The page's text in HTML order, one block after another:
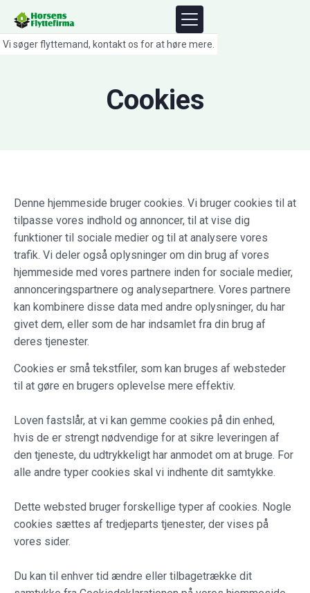
Vi søger flyttemand, kontakt os for at høre mere.
Cookies
Denne hjemmeside bruger cookies. Vi bruger cookies til at
tilpasse vores indhold og annoncer, til at vise dig
funktioner til sociale medier og til at analysere vores
trafik. Vi deler også oplysninger om din brug af vores
hjemmeside med vores partnere inden for sociale medier,
annonceringspartnere og analysepartnere. Vores partnere
kan kombinere disse data med andre oplysninger, du har
givet dem, eller som de har indsamlet fra din brug af
deres tjenester.
Cookies er små tekstfiler, som kan bruges af websteder
til at gøre en brugers oplevelse mere effektiv.
Loven fastslår, at vi kan gemme cookies på din enhed,
hvis de er strengt nødvendige for at sikre leveringen af
den tjeneste, du udtrykkeligt har anmodet om at bruge. For
alle andre typer cookies skal vi indhente dit samtykke.
Dette websted bruger forskellige typer af cookies. Nogle
cookies sættes af tredjeparts tjenester, der vises på
vores sider.
Du kan til enhver tid ændre eller tilbagetrække dit